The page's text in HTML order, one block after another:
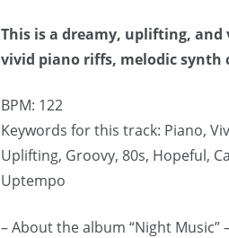
This is a dreamy, uplifting,
vivid piano riffs, melodic synth
BPM: 122
Keywords for this track: Piano,
Uplifting, Groovy, 80s, Hopeful,
Uptempo
– About the album “Night Music”